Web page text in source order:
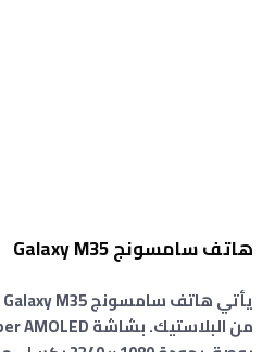
هاتف سامسونج Galaxy M35